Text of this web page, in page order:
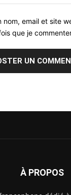
nom, email et site
que je
À PROPOS